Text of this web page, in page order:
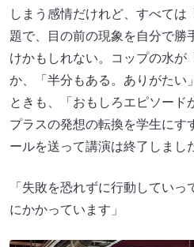
しまう感情だけれど、すべては
題で、目の前の現象を自分で勝
けかもしれない。コップの水が
か、「半分もある。ありがたい
ときも、「おもしろエピソード
プラスの発想の転換を学生にす
ールを送って講演は終了しまし
「失敗を恐れずに行動してい
にかかっています」